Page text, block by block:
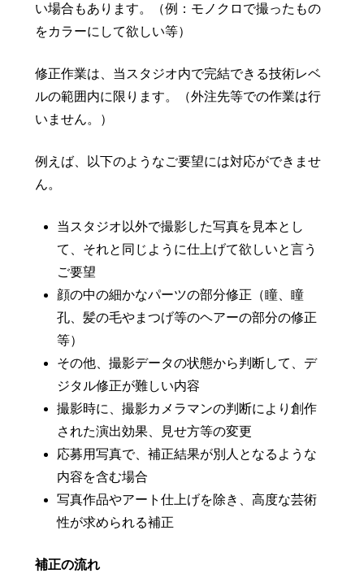
い場合もあります。（例：モノクロで撮ったもの
をカラーにして欲しい等）
修正作業は、当スタジオ内で完結できる技術レベ
ルの範囲内に限ります。（外注先等での作業は行
いません。）
例えば、以下のようなご要望には対応ができませ
ん。
当スタジオ以外で撮影した写真を見本とし
て、それと同じように仕上げて欲しいと言う
ご要望
顔の中の細かなパーツの部分修正（瞳、瞳
孔、髪の毛やまつげ等のヘアーの部分の修正
等）
その他、撮影データの状態から判断して、デ
ジタル修正が難しい内容
撮影時に、撮影カメラマンの判断により創作
された演出効果、見せ方等の変更
応募用写真で、補正結果が別人となるような
内容を含む場合
写真作品やアート仕上げを除き、高度な芸術
性が求められる補正
補正の流れ